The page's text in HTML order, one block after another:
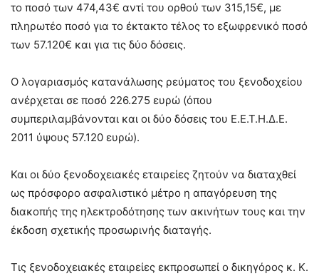
το ποσό των 474,43€ αντί του ορθού των 315,15€, με
πληρωτέο ποσό για το έκτακτο τέλος το εξωφρενικό ποσό
των 57.120€ και για τις δύο δόσεις.
Ο λογαριασμός κατανάλωσης ρεύματος του ξενοδοχείου
ανέρχεται σε ποσό 226.275 ευρώ (όπου
συμπεριλαμβάνονται και οι δύο δόσεις του Ε.Ε.Τ.Η.Δ.Ε.
2011 ύψους 57.120 ευρώ).
Και οι δύο ξενοδοχειακές εταιρείες ζητούν να διαταχθεί
ως πρόσφορο ασφαλιστικό μέτρο η απαγόρευση της
διακοπής της ηλεκτροδότησης των ακινήτων τους και την
έκδοση σχετικής προσωρινής διαταγής.
Τις ξενοδοχειακές εταιρείες εκπροσωπεί ο δικηγόρος κ. Κ.